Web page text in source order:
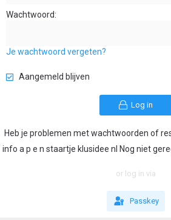
Wachtwoord
Je wachtwoord vergeten?
Aangemeld blijven
Log in
Heb je problemen met wachtwoorden of
info a p e n staartje klusidee nl Nog niet
or log in via
Passkey